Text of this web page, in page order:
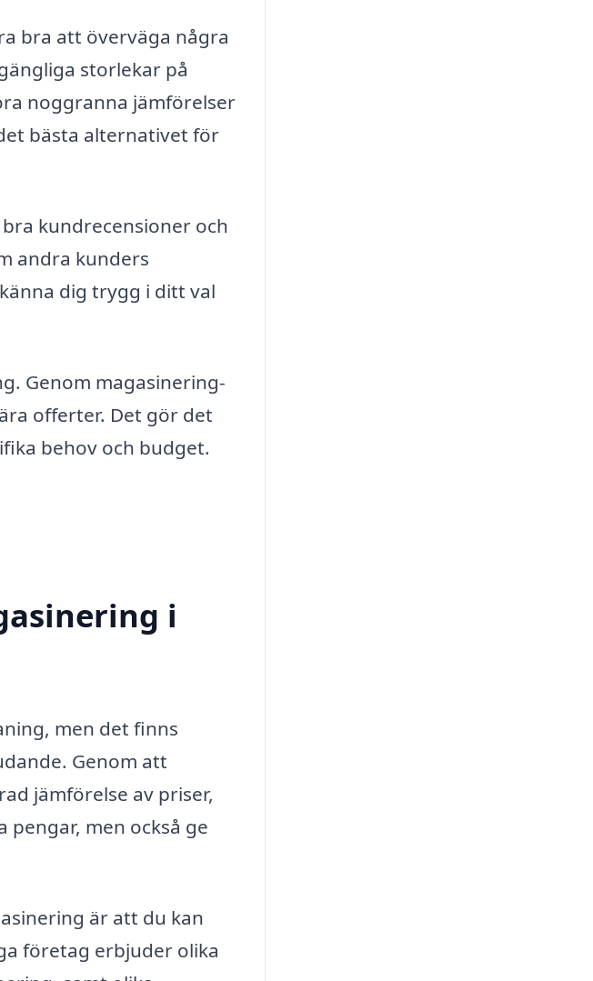
bra att överväga några
storlekar på
noggranna jämförelser
bästa alternativet för
kundrecensioner och
andra kunders
dig trygg i ditt val
Genom magasinering-
offerter. Det gör det
behov och budget.
i
men det finns
Genom att
jämförelse av priser,
men också ge
är att du kan
företag erbjuder olika